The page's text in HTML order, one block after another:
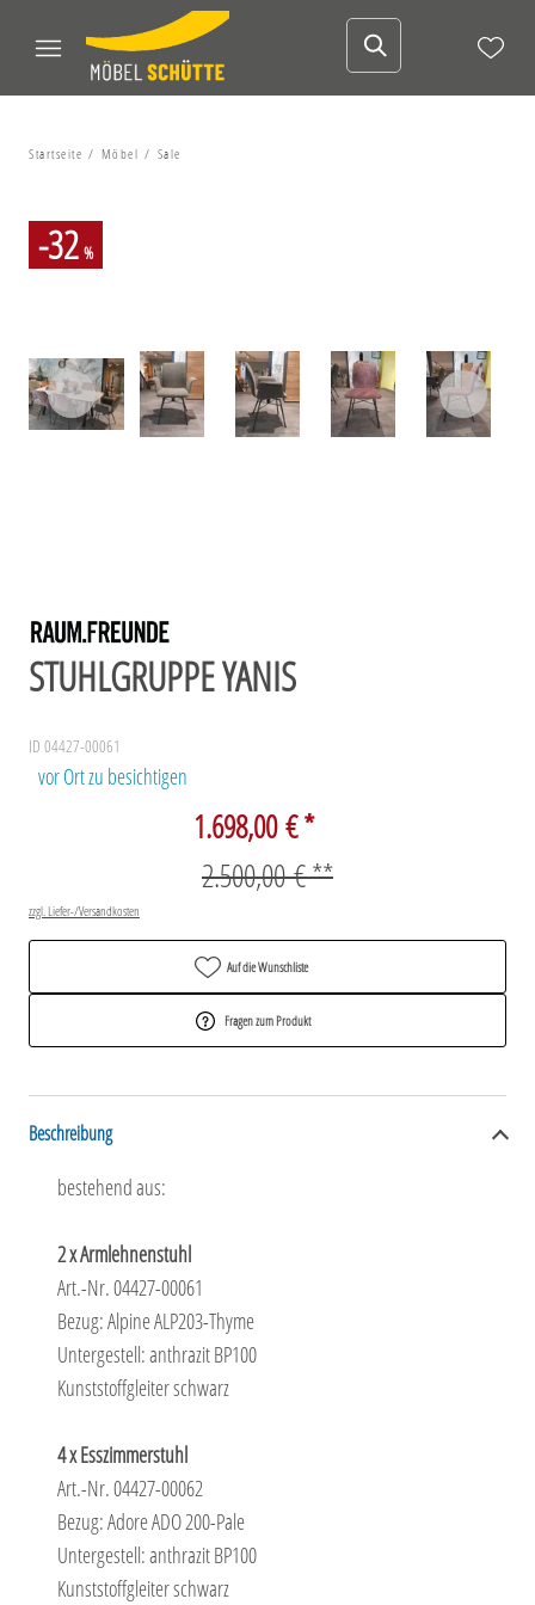
Startseite Möbel Sale
-32 %
STUHLGRUPPE YANIS
ID 04427-00061
vor Ort zu besichtigen
1.698,00 € *
2.500,00 € **
zzgl. Liefer-/Versandkosten
Auf die Wunschliste
Fragen zum Produkt
Beschreibung
bestehend aus:
2 x Armlehnenstuhl
Art.-Nr. 04427-00061
Bezug: Alpine ALP203-Thyme
Untergestell: anthrazit BP100
Kunststoffgleiter schwarz
4 x Esszimmerstuhl
Art.-Nr. 04427-00062
Bezug: Adore ADO 200-Pale
Untergestell: anthrazit BP100
Kunststoffgleiter schwarz